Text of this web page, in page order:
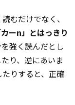
むだけでなく、
ーn」とはっきり
強く読んだとし
り、逆にあいま
りすると、正確